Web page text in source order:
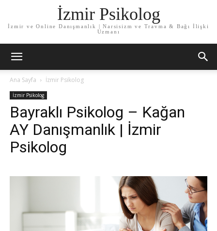
İzmir Psikolog
İzmir ve Online Danışmanlık | Narsisizm ve Travma & Bağı İlişki
Uzmanı
Ana Sayfa İzmir Psikolog
İzmir Psikolog
Bayraklı Psikolog – Kağan
AY Danışmanlık | İzmir
Psikolog